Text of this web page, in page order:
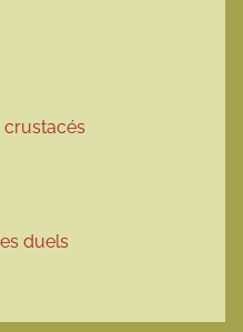
crustacés
duels